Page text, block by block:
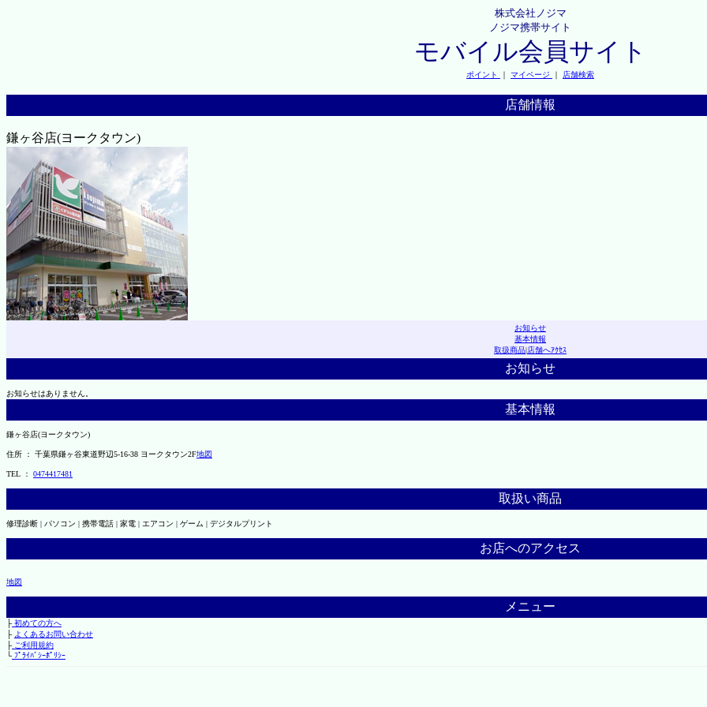
株式会社ノジマ
ノジマ携帯サイト
モバイル会員サイト
ポイント ｜ マイページ ｜ 店舗検索
店舗情報
鎌ヶ谷店(ヨークタウン)
お知らせ
基本情報
取扱商品|店舗へｱｸｾｽ
お知らせ
お知らせはありません。
基本情報
鎌ヶ谷店(ヨークタウン)
住所 ： 千葉県鎌ヶ谷東道野辺5-16-38 ヨークタウン2F地図
TEL ： 0474417481
取扱い商品
修理診断 | パソコン | 携帯電話 | 家電 | エアコン | ゲーム | デジタルプリント
お店へのアクセス
地図
メニュー
├初めての方へ
├ よくあるお問い合わせ
├ご利用規約
└ﾌﾟﾗｲﾊﾞｼｰﾎﾟﾘｼｰ